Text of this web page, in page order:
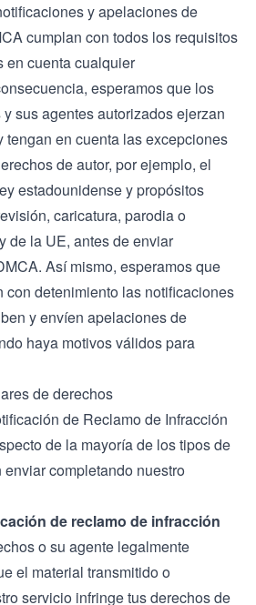
y apelaciones de
cumplan con todos los requisitos
en cuenta cualquier
esperamos que los
sus agentes autorizados ejerzan
en cuenta las excepciones
de autor, por ejemplo, el
estadounidense y propósitos
caricatura, parodia o
de la UE, antes de enviar
Así mismo, esperamos que
con detenimiento las notificaciones
y envíen apelaciones de
haya motivos válidos para
de derechos
de Reclamo de Infracción
de la mayoría de los tipos de
completando nuestro
de reclamo de infracción
o su agente legalmente
el material transmitido o
servicio infringe tus derechos de